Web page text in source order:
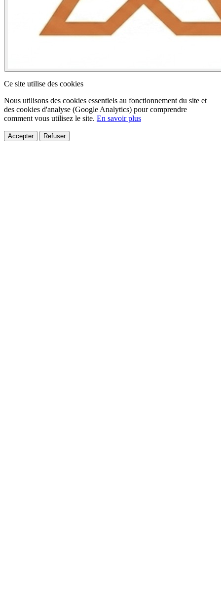
Ce site utilise des cookies
Nous utilisons des cookies essentiels au fonctionnement du site et
des cookies d'analyse (Google Analytics) pour comprendre
comment vous utilisez le site. En savoir plus
Accepter Refuser